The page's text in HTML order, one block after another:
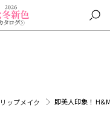
リップメイク 即美人印象！